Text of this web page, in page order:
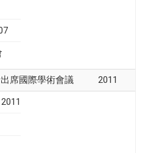
席國際學術會議
2011